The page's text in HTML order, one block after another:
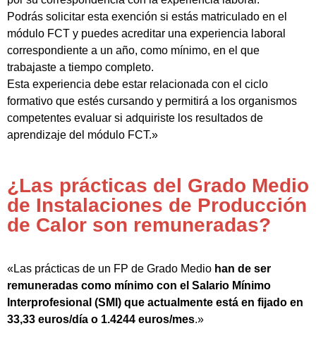
Podrás solicitar esta exención si estás matriculado en el
módulo FCT y puedes acreditar una experiencia laboral
correspondiente a un año, como mínimo, en el que
trabajaste a tiempo completo.
Esta experiencia debe estar relacionada con el ciclo
formativo que estés cursando y permitirá a los organismos
competentes evaluar si adquiriste los resultados de
aprendizaje del módulo FCT.»
¿Las prácticas del Grado Medio
de Instalaciones de Producción
de Calor son remuneradas?
«Las prácticas de un FP de Grado Medio han de ser
remuneradas como mínimo con el Salario Mínimo
Interprofesional (SMI) que actualmente está en fijado en
33,33 euros/día o 1.4244 euros/mes.»